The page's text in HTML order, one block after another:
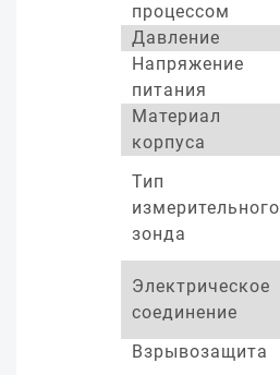
процессом
Давление
Напряжение
питания
Материал
корпуса
Тип
измерительного
зонда
Электрическое
соединение
Взрывозащита